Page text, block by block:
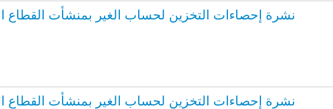
نشرة إحصاءات التخزين لحساب الغير بمنشأت القطاع العام /
نشرة إحصاءات التخزين لحساب الغير بمنشأت القطاع العام /